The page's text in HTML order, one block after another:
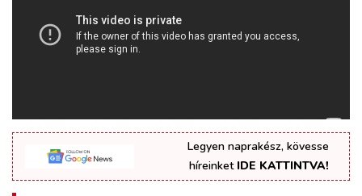
Legyen naprakész, kövesse
híreinket IDE KATTINTVA!